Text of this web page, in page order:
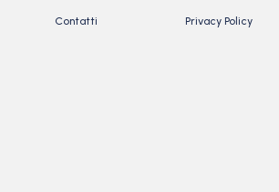
Contatti Privacy Policy